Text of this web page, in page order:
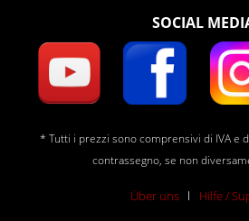
SOCIAL
* Tutti i prezzi sono comprensivi di IVA e
contrassegno, se non
Über uns Hilfe /